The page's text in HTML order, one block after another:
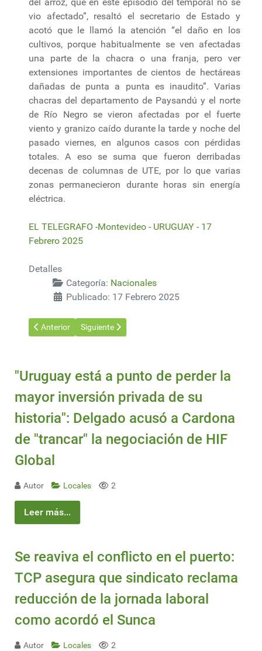
vio afectado”, resaltó el secretario de Estado y
acotó que le llamó la atención “el daño en los
cultivos, porque habitualmente se ven afectadas
una parte de la chacra o una franja, pero ver
extensiones importantes de cientos de hectáreas
dañadas de punta a punta es inaudito”. Varias
chacras del departamento de Paysandú y el norte
de Río Negro se vieron afectadas por el fuerte
viento y granizo caído durante la tarde y noche del
pasado viernes, en algunos casos con pérdidas
totales. A eso se suma que fueron derribadas
decenas de columnas de UTE, por lo que varias
zonas permanecieron durante horas sin energía
eléctrica.
EL TELEGRAFO -Montevideo - URUGUAY - 17
Febrero 2025
Detalles
Categoría: Nacionales
Publicado: 17 Febrero 2025
Artículo anterior: Fue presentado el sistema informático de
Anterior Artículo siguiente: Agricultura orgánica cobra un
Siguiente
"Uruguay está a punto de perder la
mayor inversión privada de su
historia": Delgado acusó a Cardona
de "trancar" la negociación de HIF
Global
Autor Locales 2
Leer más...
Se reaviva el conflicto en el puerto:
TCP asegura que sindicato reclama
reducción de la jornada laboral
como acordó el Sunca
Autor Locales 2